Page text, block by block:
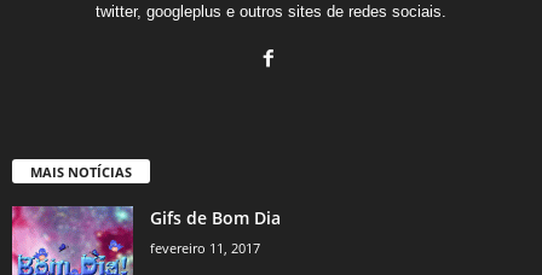
twitter, googleplus e outros sites de redes sociais.
MAIS NOTÍCIAS
Gifs de Bom Dia
fevereiro 11, 2017